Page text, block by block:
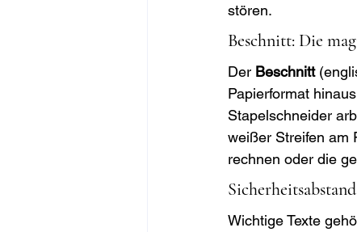
stören.
Beschnitt: Die
Der Beschnitt
Papierformat
Stapelschneider
weißer Streifen am
rechnen oder die
Wichtige Texte